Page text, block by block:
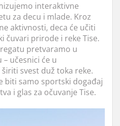
interaktivne
za decu i mlade. Kroz
aktivnosti, deca će učiti
čuvari prirode i reke Tise.
pretvaramo u
učesnici će u
svest duž toka reke.
biti samo sportski događaj
i glas za očuvanje Tise.